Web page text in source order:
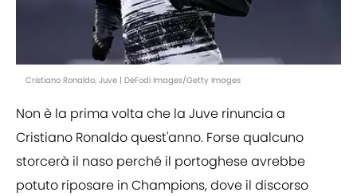
Cristiano Ronaldo, Juve | DeFodi Images/Getty Images
Non è la prima volta che la Juve rinuncia a
Cristiano Ronaldo quest'anno. Forse qualcuno
storcerà il naso perché il portoghese avrebbe
potuto riposare in Champions, dove il discorso